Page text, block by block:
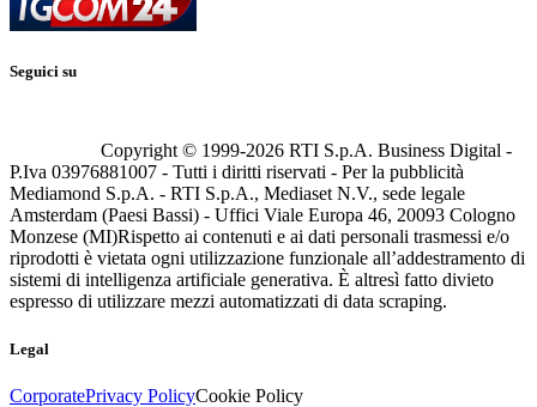
Seguici su
Copyright © 1999-2026 RTI S.p.A. Business Digital -
P.Iva 03976881007 - Tutti i diritti riservati - Per la pubblicità
Mediamond S.p.A. - RTI S.p.A., Mediaset N.V., sede legale
Amsterdam (Paesi Bassi) - Uffici Viale Europa 46, 20093 Cologno
Monzese (MI)Rispetto ai contenuti e ai dati personali trasmessi e/o
riprodotti è vietata ogni utilizzazione funzionale all’addestramento di
sistemi di intelligenza artificiale generativa. È altresì fatto divieto
espresso di utilizzare mezzi automatizzati di data scraping.
Legal
CorporatePrivacy PolicyCookie Policy